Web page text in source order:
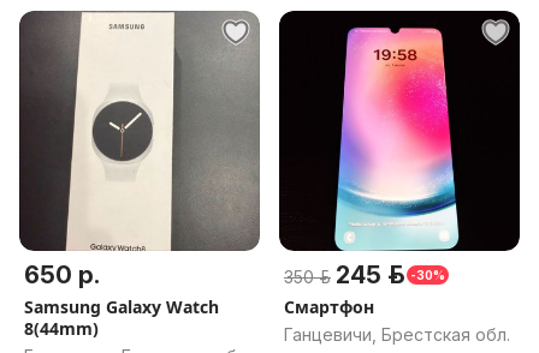
650 р.
Samsung Galaxy Watch
8(44mm)
350 р. 245 р. -30%
Смартфон
Ганцевичи, Брестская обл.